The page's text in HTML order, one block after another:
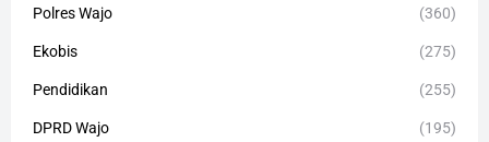
Polres Wajo (360)
Ekobis (275)
Pendidikan (255)
DPRD Wajo (195)